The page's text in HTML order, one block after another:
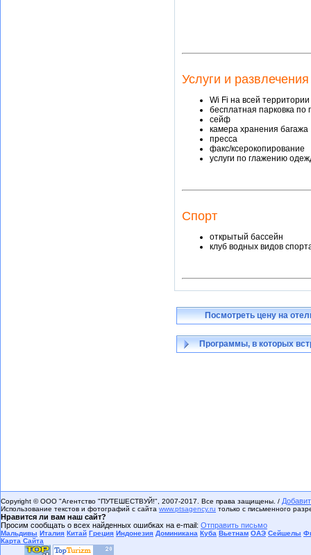
Услуги и развлечения
Wi Fi на всей
бесплатная парковка по
сейф
камера хранения багажа
пресса
факс/ксерокопирование
услуги по глажению
Спорт
открытый бассейн
клуб водных видов
Посмотреть цену на
Программы, в которых
Copyright © ООО "Агентство "ПУТЕШЕСТВУЙ!", 2007-2017. Все права защищены. /
Использование текстов и фотографий с сайта www.ptsagency.ru только с письменного
Нравится ли вам наш сайт?
Просим сообщать о всех найденных ошибках на e-mail: Отправить письмо
Мальдивы Италия Китай Греция Индонезия Доминикана Куба Вьетнам ОАЭ Сейшелы
Карта Сайта